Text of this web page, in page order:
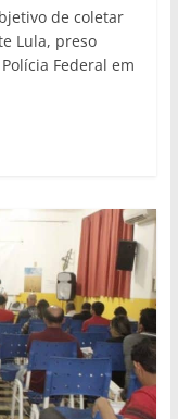
de coletar
Lula, preso
Federal em